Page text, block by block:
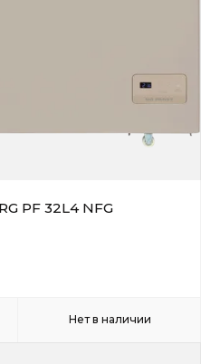
PF 32L4 NFG
Нет в наличии